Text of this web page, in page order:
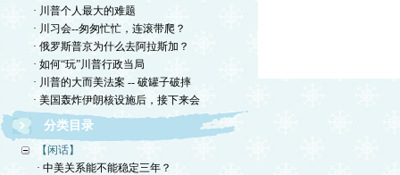
· 川普个人最大的难题
· 川习会--匆匆忙忙，连滚带爬？
· 俄罗斯普京为什么去阿拉斯加？
· 如何“玩”川普行政当局
· 川普的大而美法案 -- 破罐子破摔
· 美国轰炸伊朗核设施后，接下来会
分类目录
【闲话】
· 中美关系能不能稳定三年？